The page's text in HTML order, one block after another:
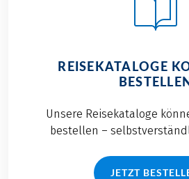
REISEKATALOGE
Unsere Reisekataloge
bestellen –
JETZT